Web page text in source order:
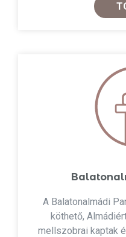
A Balatonalmádi
köthető,
mellszobrai kaptak